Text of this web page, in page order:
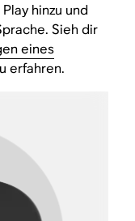
hinzu und
Sieh dir
eines
erfahren.